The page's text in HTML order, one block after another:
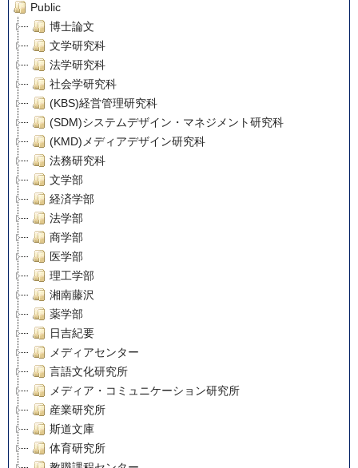
Public
博士論文
文学研究科
法学研究科
社会学研究科
(KBS)経営管理研究科
(SDM)システムデザイン・マネジメント研究科
(KMD)メディアデザイン研究科
法務研究科
文学部
経済学部
法学部
商学部
医学部
理工学部
湘南藤沢
薬学部
日吉紀要
メディアセンター
言語文化研究所
メディア・コミュニケーション研究所
産業研究所
斯道文庫
体育研究所